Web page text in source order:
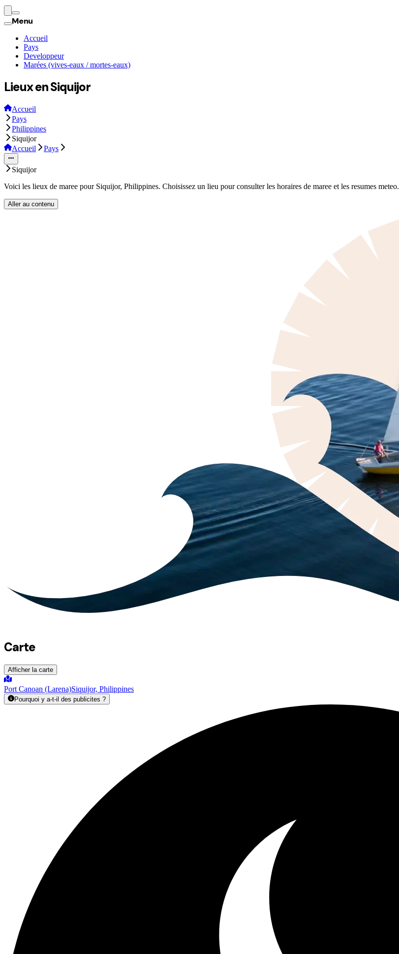
Menu
Accueil
Pays
Developpeur
Marées (vives-eaux / mortes-eaux)
Lieux en Siquijor
Accueil
Pays
Philippines
Siquijor
Accueil
Pays
Siquijor
Voici les lieux de maree pour Siquijor, Philippines. Choisissez un lieu pour consulter les horaires de maree et les resumes meteo.
Aller au contenu
Carte
Afficher la carte
Port Canoan (Larena)Siquijor, Philippines
Pourquoi y a-t-il des publicites ?